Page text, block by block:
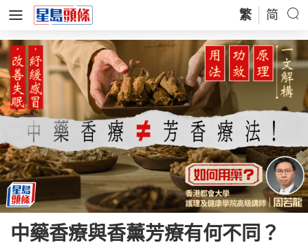
繁 简
中藥香療與香薰芳療有何不同？